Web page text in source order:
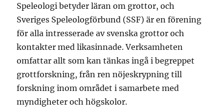
Speleologi betyder läran om grottor, och
Sveriges Speleologförbund (SSF) är en förening
för alla intresserade av svenska grottor och
kontakter med likasinnade. Verksamheten
omfattar allt som kan tänkas ingå i begreppet
grottforskning, från ren nöjeskrypning till
forskning inom området i samarbete med
myndigheter och högskolor.